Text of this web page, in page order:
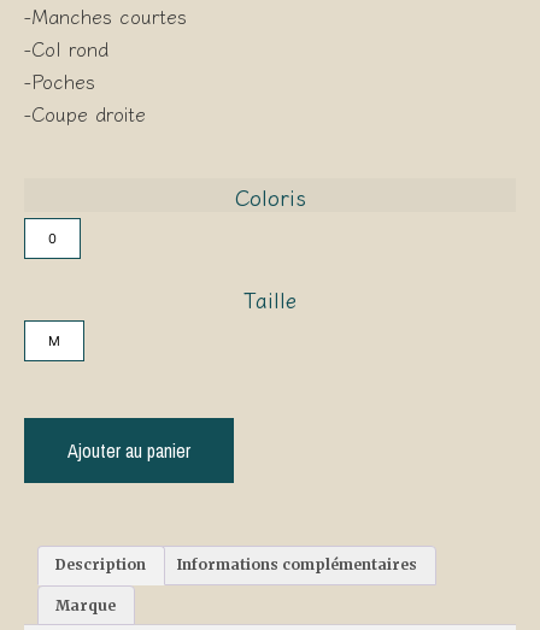
-Manches courtes
-Col rond
-Poches
-Coupe droite
Coloris
0
Taille
M
Ajouter au panier
Description Informations complémentaires
Marque